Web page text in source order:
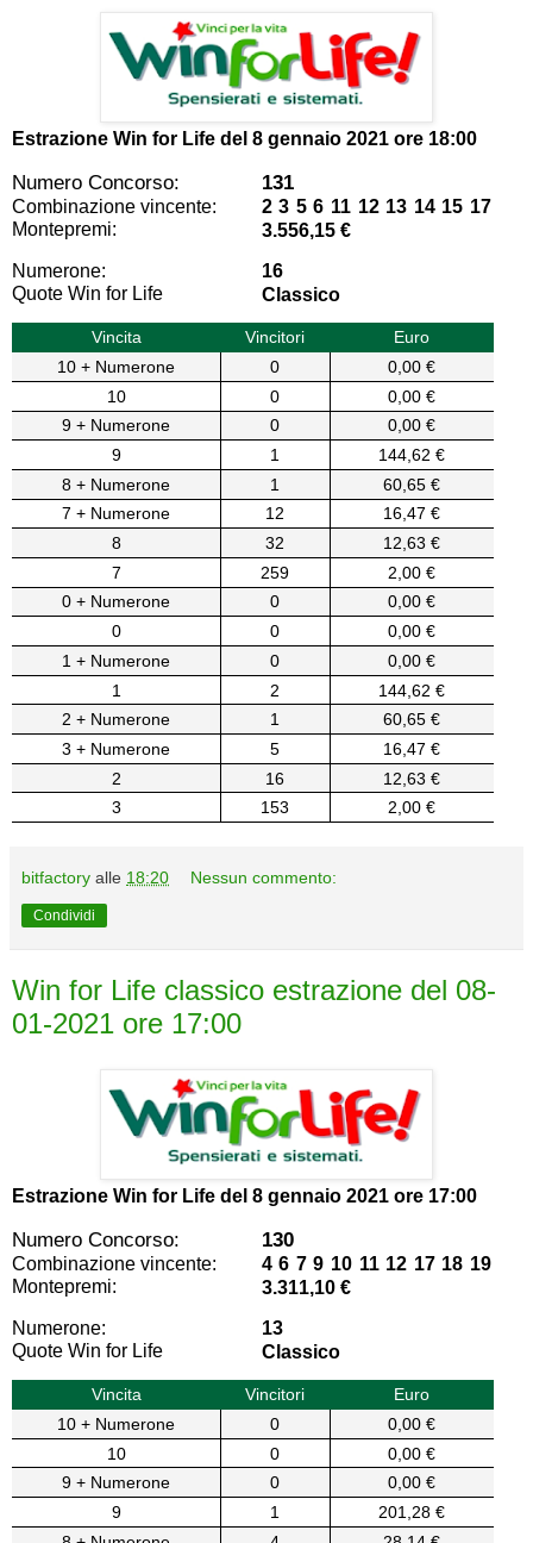
Estrazione Win for Life del 8 gennaio 2021 ore 18:00
Numero Concorso: 131
Combinazione vincente:
2 3 5 6 11 12 13 14 15 17
Montepremi:
3.556,15 €
Numerone:
16
Quote Win for Life
Classico
Vincita Vincitori
Euro
10 + Numerone
0
0,00 €
10
0
0,00 €
9 + Numerone
0
0,00 €
9
1
144,62 €
8 + Numerone
1
60,65 €
7 + Numerone
12
16,47 €
8
32
12,63 €
7
259
2,00 €
0 + Numerone
0
0,00 €
0
0
0,00 €
1 + Numerone
0
0,00 €
1
2
144,62 €
2 + Numerone
1
60,65 €
3 + Numerone
5
16,47 €
2
16
12,63 €
3
153 2,00 €
bitfactory alle 18:20 Nessun commento:
Condividi
Win for Life classico estrazione del 08-
01-2021 ore 17:00
Estrazione Win for Life del 8 gennaio 2021 ore 17:00
Numero Concorso: 130
Combinazione vincente:
4 6 7 9 10 11 12 17 18 19
Montepremi:
3.311,10 €
Numerone:
13
Quote Win for Life
Classico
Vincita Vincitori
Euro
10 + Numerone
0
0,00 €
10
0
0,00 €
9 + Numerone
0
0,00 €
9
1
201,28 €